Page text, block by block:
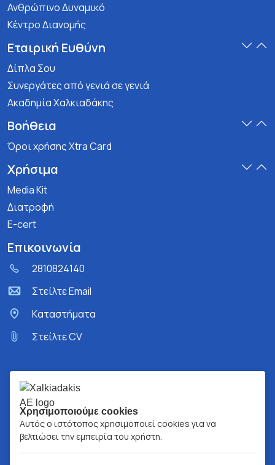
Ανθρώπινο Δυναμικό
Κέντρο Διανομής
Εταιρική Ευθύνη
Δίπλα Σου
Συνεργάτες από γενιά σε γενιά
Ακαδημία Χαλκιαδάκης
Βοήθεια
Όροι χρήσης Xtra Card
Χρήσιμα
Media Kit
Διατροφή
E-cert
Επικοινωνία
2810824140
Στείλτε Email
Kαταστήματα
Στείλτε CV
Χρησιμοποιούμε cookies
Αυτός ο ιστότοπος χρησιμοποιεί cookies για να
βελτιώσει την εμπειρία του χρήστη.